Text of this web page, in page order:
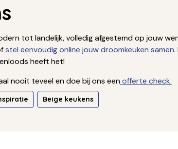
tot landelijk, volledig afgestemd op jouw
stel eenvoudig online jouw droomkeuken samen.
heeft het!
nooit teveel en doe bij ons eenofferte check.
Beige keukens